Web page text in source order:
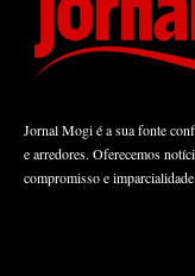
Jornal Mogi é a sua fonte
e arredores. Oferecemos
compromisso e imparcialidade.